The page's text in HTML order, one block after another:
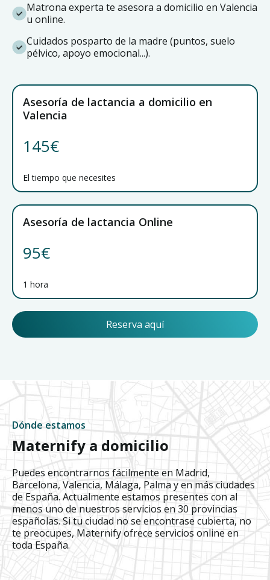
Matrona experta te asesora a domicilio en Valencia
u online.
Cuidados posparto de la madre (puntos, suelo
pélvico, apoyo emocional...).
Asesoría de lactancia a domicilio en
Valencia
145€
El tiempo que necesites
Asesoría de lactancia Online
95€
1 hora
Reserva aquí
Dónde estamos
Maternify a domicilio
Puedes encontrarnos fácilmente en Madrid,
Barcelona, Valencia, Málaga, Palma y en más ciudades
de España. Actualmente estamos presentes con al
menos uno de nuestros servicios en 30 provincias
españolas. Si tu ciudad no se encontrase cubierta, no
te preocupes, Maternify ofrece servicios online en
toda España.